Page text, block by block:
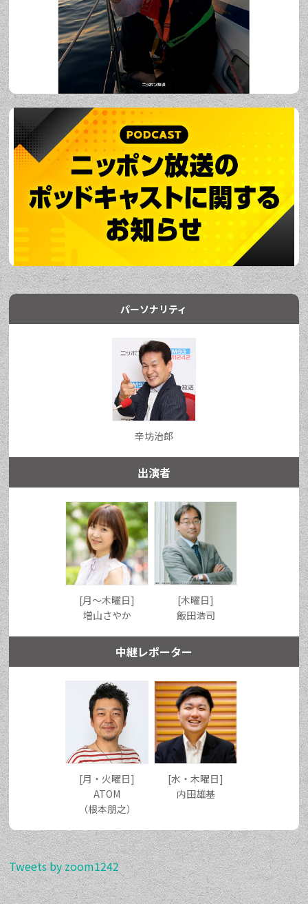
パーソナリティ
辛坊治郎
出演者
[月〜木曜日]
増山さやか
[木曜日]
飯田浩司
中継レポーター
[月・火曜日]
ATOM
（根本朋之）
[水・木曜日]
内田雄基
Tweets by zoom1242